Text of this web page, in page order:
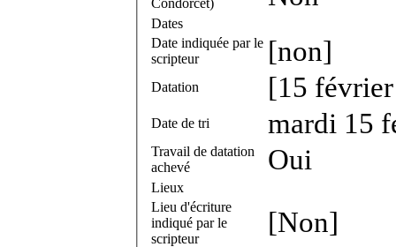
Dates
Date indiquée par le
scripteur
[non]
Datation [15
Date de tri mardi 15
Travail de datation
achevé
Oui
Lieux
Lieu d'écriture
indiqué par le
scripteur
[Non]